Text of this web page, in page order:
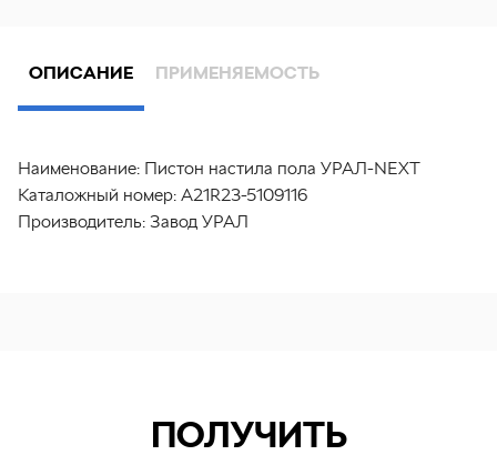
ОПИСАНИЕ ПРИМЕНЯЕМОСТЬ
Наименование: Пистон настила пола УРАЛ-NEXT
Каталожный номер: A21R23-5109116
Производитель: Завод УРАЛ
ПОЛУЧИТЬ